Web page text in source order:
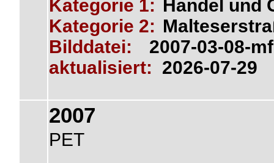
Kategorie 1: Handel und
Kategorie 2:
Bilddatei:
2007-03-08-
aktualisiert: 2026-07-29
2007
PET